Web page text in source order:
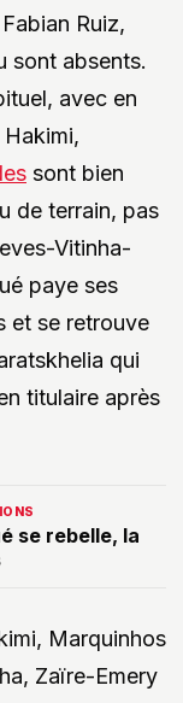
Ruiz,
sont absents.
avec en
sont bien
de terrain, pas
Vitinha-
paye ses
et se retrouve
qui
titulaire après
se rebelle, la
Marquinhos
Zaïre-Emery